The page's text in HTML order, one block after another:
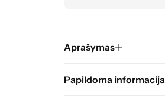
Aprašymas
Papildoma informacija